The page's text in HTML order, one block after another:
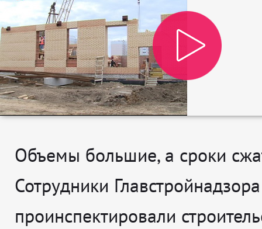
Объемы большие, а сроки
Сотрудники Главстройнадзора
проинспектировали